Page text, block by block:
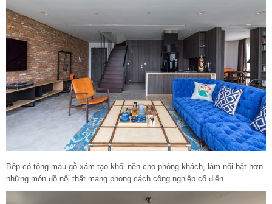
Bếp có tông màu gỗ xám tạo khối nền cho phòng khách, làm nổi bật hơn
những món đồ nội thất mang phong cách công nghiệp cổ điển.